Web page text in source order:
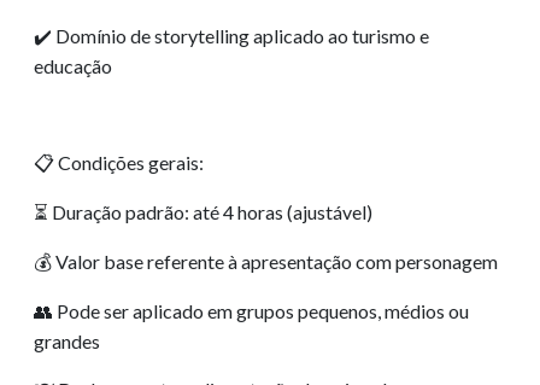
✔️ Domínio de storytelling aplicado ao turismo e
educação
📋Condições gerais:
⏳ Duração padrão: até 4 horas (ajustável)
💰Valor base referente à apresentação com personagem
👥 Pode ser aplicado em grupos pequenos, médios ou
grandes